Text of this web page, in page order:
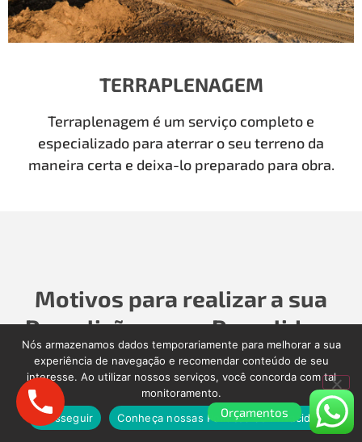
TERRAPLENAGEM
Terraplenagem é um serviço completo e
especializado para aterrar o seu terreno da
maneira certa e deixa-lo preparado para obra.
Motivos para realizar a sua
Demolição com a Demolidora
como Antigamente
Para realizar a sua Demolição, Limpeza Pós-Obra,
Limpeza Pós-enchente, é importante contratar
Orçamentos
Nós armazenamos dados temporariamente para melhorar a sua
experiência de navegação e recomendar conteúdo de seu
interesse. Ao utilizar nossos serviços, você concorda com tal
monitoramento.
Prosseguir
Conheça nossas Políticas de Privacidade.